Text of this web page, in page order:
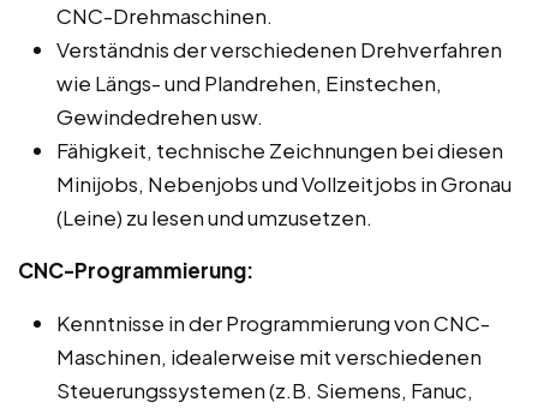
CNC-Drehmaschinen.
Verständnis der verschiedenen Drehverfahren
wie Längs- und Plandrehen, Einstechen,
Gewindedrehen usw.
Fähigkeit, technische Zeichnungen bei diesen
Minijobs, Nebenjobs und Vollzeitjobs in Gronau
(Leine) zu lesen und umzusetzen.
CNC-Programmierung:
Kenntnisse in der Programmierung von CNC-
Maschinen, idealerweise mit verschiedenen
Steuerungssystemen (z.B. Siemens, Fanuc,